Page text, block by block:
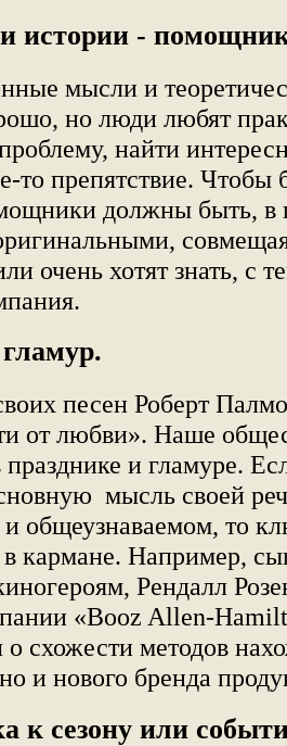
истории -
мысли и
но люди любят
найти
то препятствие.
должны быть, в
очень хотят знать, с
песен Роберт
от любви». Наше
празднике и гламуре.
мысль своей
общеузнаваемом, то
кармане. Например,
Рендалл
«Booz Allen-
о схожести методов
и нового бренда
к сезону или